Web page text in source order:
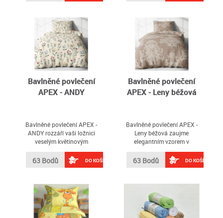
Bavlněné povlečení
APEX - ANDY
Bavlněné povlečení APEX -
ANDY rozzáří vaši ložnici
veselým květinovým
probouzející se přírodou
63 Bodů DO KOŠÍKU
Bavlněné povlečení
APEX - Leny béžová
Bavlněné povlečení APEX -
Leny béžová zaujme
elegantním vzorem v
teplých hnědých tónech,
který dodá ložnici
sofistikovaný vzhled
63 Bodů DO KOŠÍKU